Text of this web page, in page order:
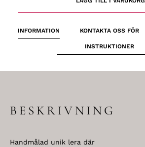
INFORMATION KONTAKTA OSS FÖR
INSTRUKTIONER
BESKRIVNING
Handmålad unik lera där